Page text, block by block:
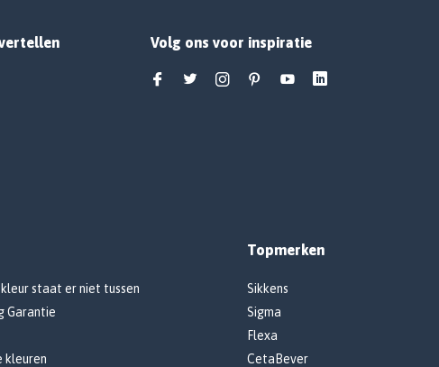
Volg ons voor inspiratie
kleur staat er niet tussen
Garantie
kleuren
Topmerken
Sikkens
Sigma
Flexa
CetaBever